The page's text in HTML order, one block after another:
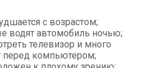
с возрастом;
водят автомобиль ночью;
телевизор и много
перед компьютером;